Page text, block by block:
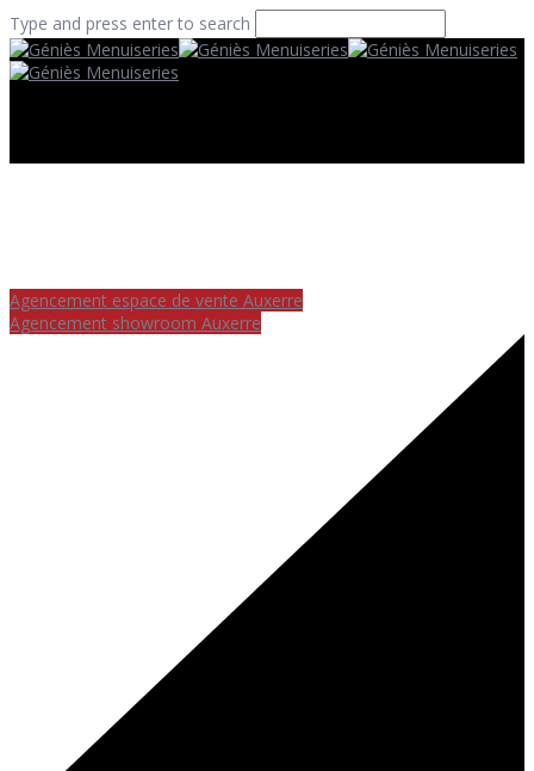
Type and press enter to search
Agencement espace de vente Auxerre
Agencement showroom Auxerre